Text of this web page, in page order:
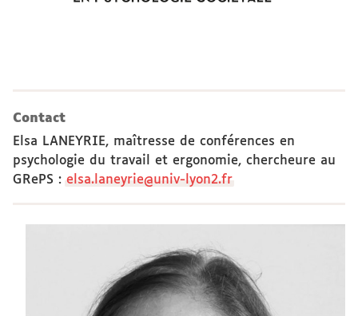
Contact
Elsa LANEYRIE, maîtresse de conférences en
psychologie du travail et ergonomie, chercheure au
GRePS : elsa.laneyrie@univ-lyon2.fr